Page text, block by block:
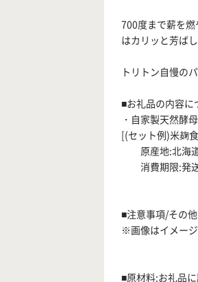
700度まで薪を
はカリッと芳ば
トリトン自慢の
■お礼品の内容に
・自家製天然酵
[(セット例)米麹
原産地:北海
消費期限:発送
■注意事項/その他
※画像はイメージ
■原材料:お礼品